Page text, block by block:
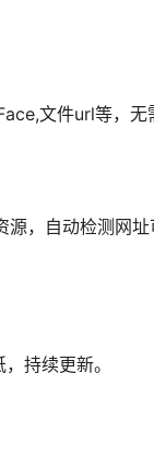
文件url等，无
，自动检测网
持续更新。